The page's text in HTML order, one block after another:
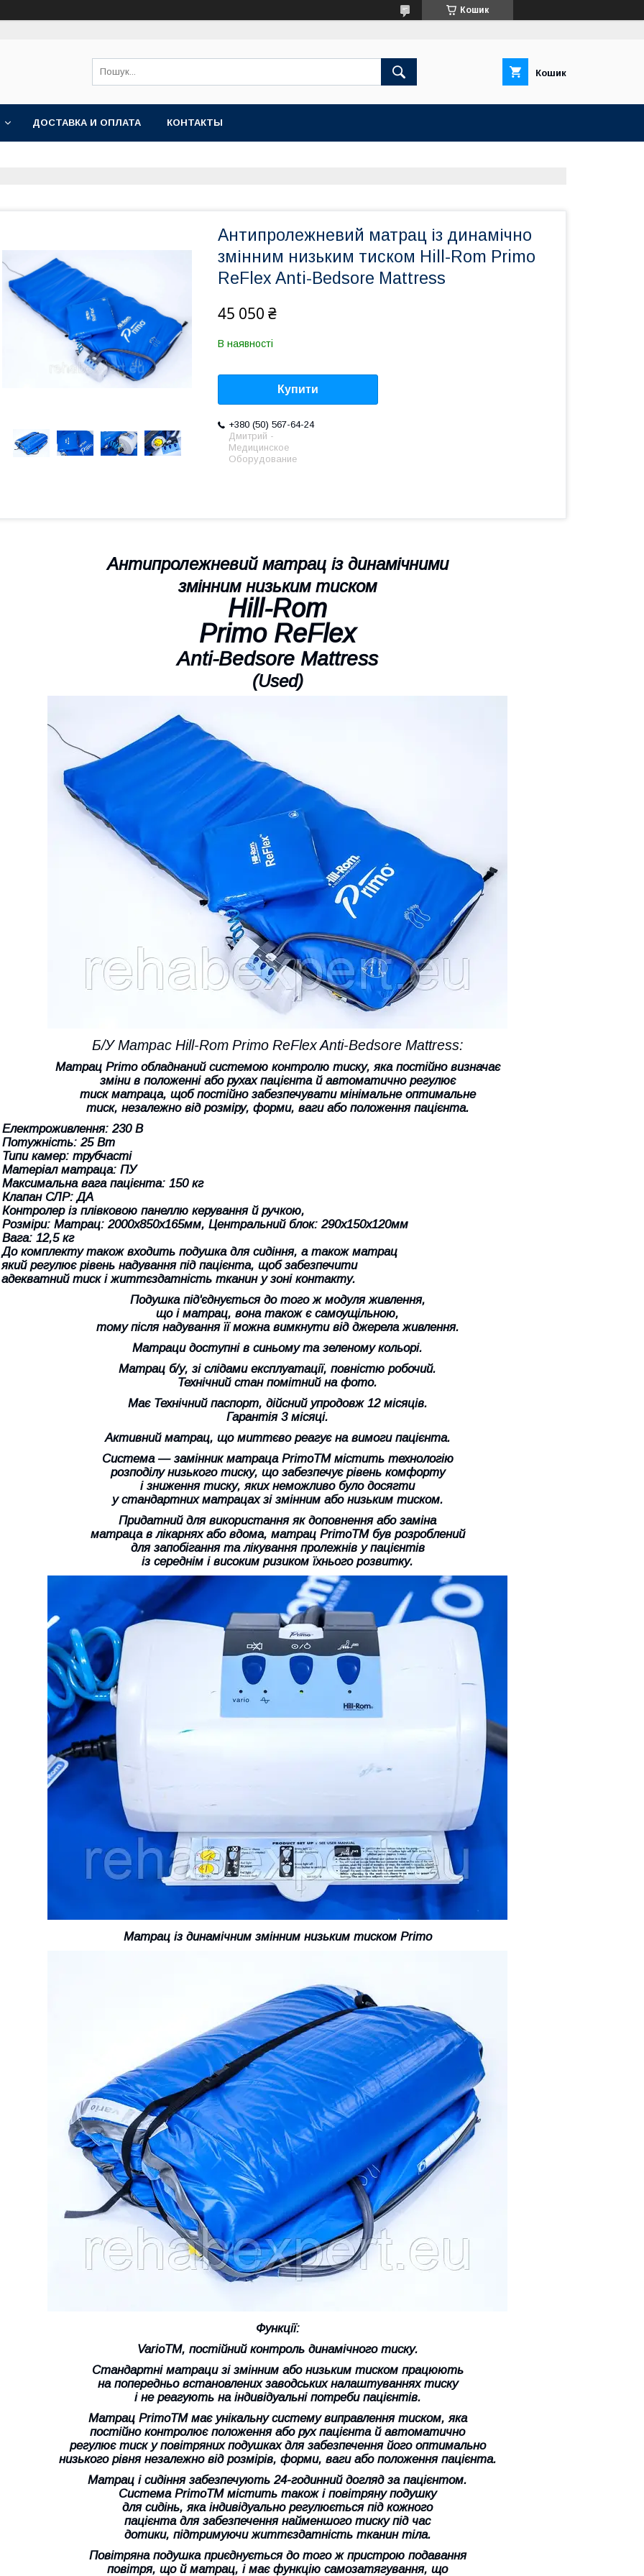
Кошик
Кошик
ДОСТАВКА И ОПЛАТА КОНТАКТЫ
Антипролежневий матрац із динамічно
змінним низьким тиском Hill-Rom Primo
ReFlex Anti-Bedsore Mattress
45 050 ₴
В наявності
Купити
+380 (50) 567-64-24
Дмитрий -
Медицинское
Оборудование
Антипролежневий матрац із динамічними
змінним низьким тиском
Hill-Rom
Primo ReFlex
Anti-Bedsore Mattress
(Used)
Б/У Матрас Hill-Rom Primo ReFlex Anti-Bedsore Mattress:
Матрац Primo обладнаний системою контролю тиску, яка постійно визначає
зміни в положенні або рухах пацієнта й автоматично регулює
тиск матраца, щоб постійно забезпечувати мінімальне оптимальне
тиск, незалежно від розміру, форми, ваги або положення пацієнта.
230 В
Потужність: 25 Вт
камер: трубчасті
Матеріал матраца: ПУ
вага пацієнта: 150 кг
Клапан СЛР: ДА
із плівковою панеллю керування й ручкою,
Матрац: 2000х850х165мм, Центральний блок: 290х150х120мм
12,5 кг
комплекту також входить подушка для сидіння, а також матрац
регулює рівень надування під пацієнта, щоб забезпечити
тиск і життєздатність тканин у зоні контакту.
Подушка під'єднується до того ж модуля живлення,
що і матрац, вона також є самоущільною,
тому після надування її можна вимкнути від джерела живлення.
Матраци доступні в синьому та зеленому кольорі.
Матрац б/у, зі слідами експлуатації, повністю робочий.
Технічний стан помітний на фото.
Має Технічний паспорт, дійсний упродовж 12 місяців.
Гарантія 3 місяці.
Активний матрац, що миттєво реагує на вимоги пацієнта.
Система — замінник матраца PrimoTM містить технологію
розподілу низького тиску, що забезпечує рівень комфорту
і зниження тиску, яких неможливо було досягти
у стандартних матрацах зі змінним або низьким тиском.
Придатний для використання як доповнення або заміна
матраца в лікарнях або вдома, матрац PrimoTM був розроблений
для запобігання та лікування пролежнів у пацієнтів
із середнім і високим ризиком їхнього розвитку.
Матрац із динамічним змінним низьким тиском Primo
Функції:
VarioTM, постійний контроль динамічного тиску.
Стандартні матраци зі змінним або низьким тиском працюють
на попередньо встановлених заводських налаштуваннях тиску
і не реагують на індивідуальні потреби пацієнтів.
Матрац PrimoTM має унікальну систему виправлення тиском, яка
постійно контролює положення або рух пацієнта й автоматично
регулює тиск у повітряних подушках для забезпечення його оптимально
низького рівня незалежно від розмірів, форми, ваги або положення пацієнта.
Матрац і сидіння забезпечують 24-годинний догляд за пацієнтом.
Система PrimoTM містить також і повітряну подушку
для сидінь, яка індивідуально регулюється під кожного
пацієнта для забезпечення найменшого тиску під час
дотики, підтримуючи життєздатність тканин тіла.
Повітряна подушка приєднується до того ж пристрою подавання
повітря, що й матрац, і має функцію самозатягування, що